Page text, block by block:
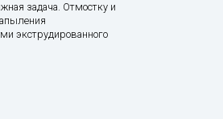
задача. Отмостку и
экструдированного